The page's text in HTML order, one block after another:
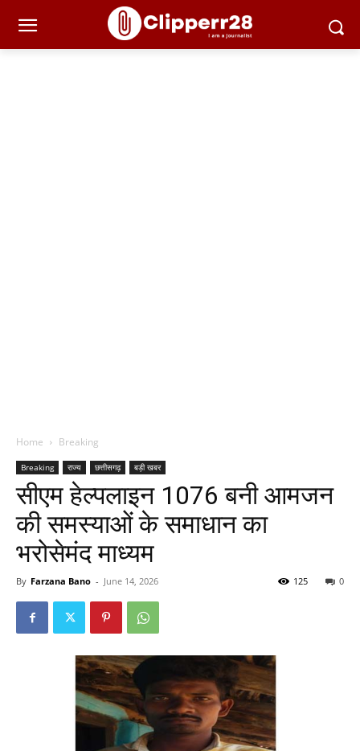
Home Breaking
Breaking राज्य छत्तीसगढ़ बड़ी खबर
सीएम हेल्पलाइन 1076 बनी आमजन
की समस्याओं के समाधान का
भरोसेमंद माध्यम
By Farzana Bano - June 14, 2026 0
125